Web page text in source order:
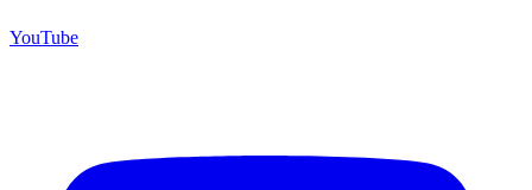
YouTube